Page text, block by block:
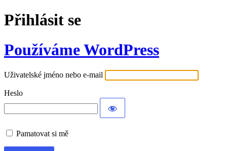
Přihlásit se
Používáme WordPress
Uživatelské jméno nebo e-mail
Heslo
Pamatovat si mě